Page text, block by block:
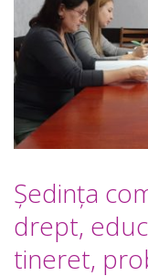
Şedinţa
drept,
tineret,